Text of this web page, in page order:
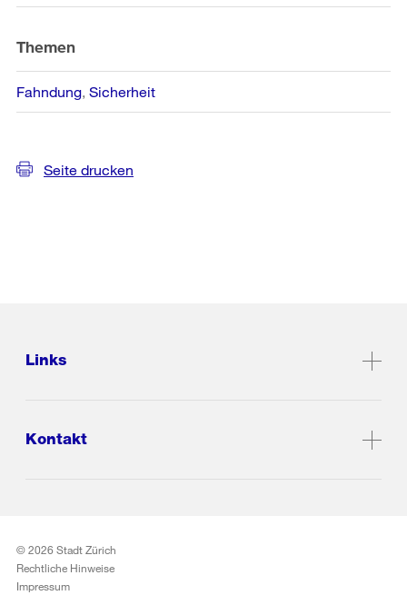
Themen
Fahndung Sicherheit
Seite drucken
Links
Kontakt
© 2026 Stadt Zürich
Rechtliche Hinweise
Impressum